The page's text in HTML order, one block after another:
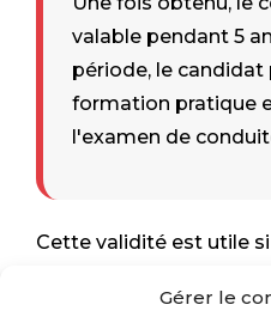
Gérer le
valable pendant 5
période, le
formation pratique
l'examen de
Cette validité est utile
d'une formation